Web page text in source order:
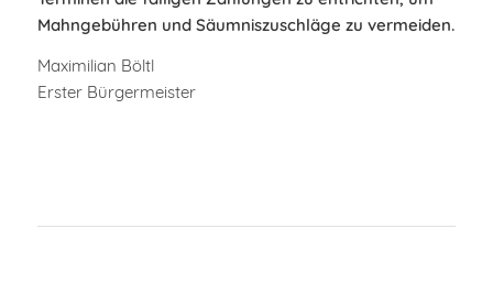
Mahngebühren und Säumniszuschläge zu vermeiden.
Maximilian Böltl
Erster Bürgermeister